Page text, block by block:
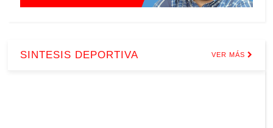
SINTESIS DEPORTIVA VER MÁS